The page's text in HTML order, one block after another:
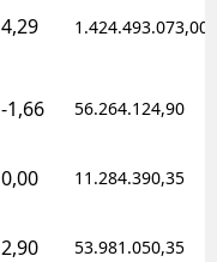
4,29 1.424.493.073,00
-1,66 56.264.124,90
0,00 11.284.390,35
2,90 53.981.050,35